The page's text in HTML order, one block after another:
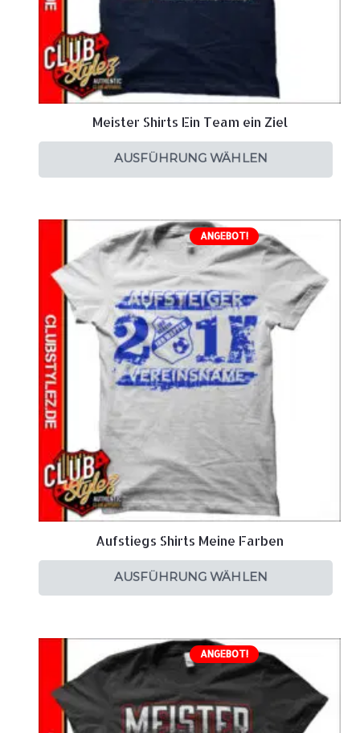
Meister Shirts Ein Team ein Ziel
AUSFÜHRUNG WÄHLEN
ANGEBOT!
Aufstiegs Shirts Meine Farben
AUSFÜHRUNG WÄHLEN
ANGEBOT!